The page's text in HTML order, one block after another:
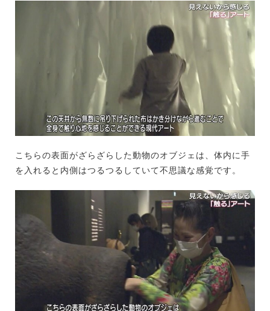
こちらの表面がざらざらした動物のオブジェは、体内に手
を入れると内側はつるつるしていて不思議な感覚です。